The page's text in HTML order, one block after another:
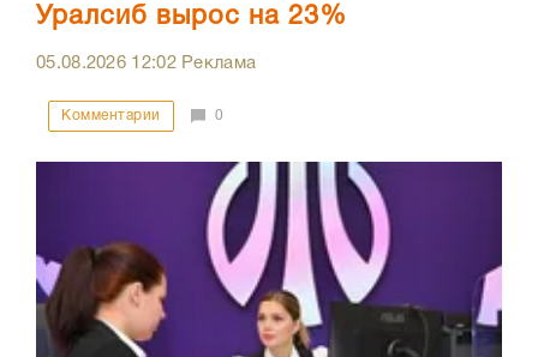
Уралсиб вырос на 23%
05.08.2026 12:02Реклама
Комментарии 0